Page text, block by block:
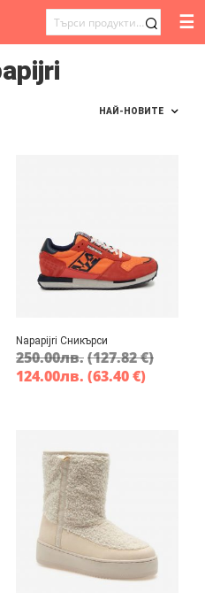
ТЪРСЕНЕ
☰
Napapijri Сникърси
250.00лв.(127.82 €)
124.00лв. (63.40 €)